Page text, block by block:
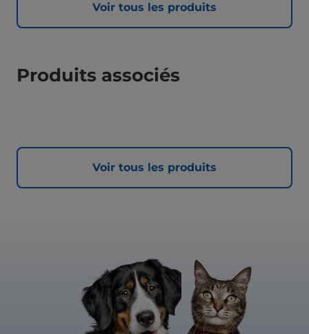
Voir tous les produits
Produits associés
Voir tous les produits